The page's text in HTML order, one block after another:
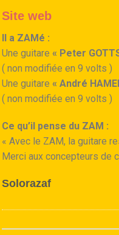
Site web
Il a ZAMé :
Une guitare « Peter
( non modifiée en 9 volts )
Une guitare « André
( non modifiée en 9 volts )
Ce qu’il pense du ZAM :
« Avec le ZAM, la guitare
Merci aux concepteurs de
Solorazaf